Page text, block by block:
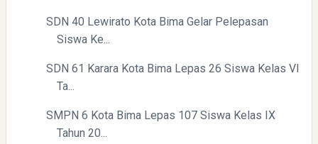
Pelajaran Berharga dari Kasus dr. Tifa dan Roy Suryo
SDN 40 Lewirato Kota Bima Gelar Pelepasan
Siswa Ke...
SDN 61 Karara Kota Bima Lepas 26 Siswa Kelas VI
Ta...
SMPN 6 Kota Bima Lepas 107 Siswa Kelas IX
Tahun 20...